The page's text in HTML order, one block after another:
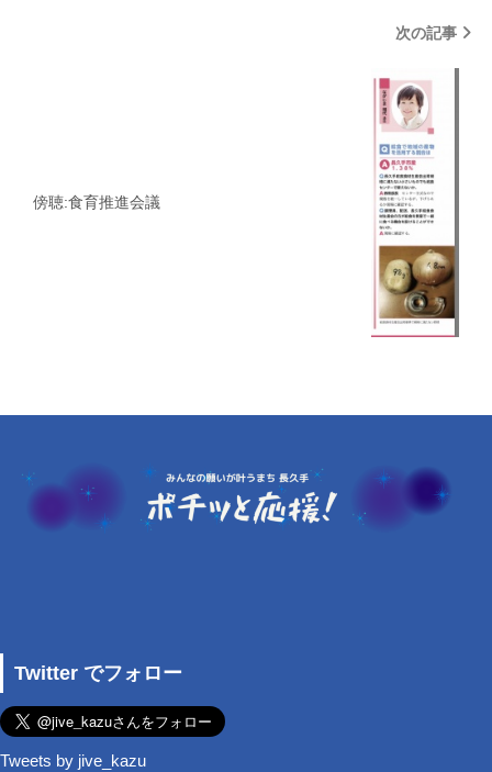
次の記事
傍聴:食育推進会議
Twitter でフォロー
Tweets by jive_kazu